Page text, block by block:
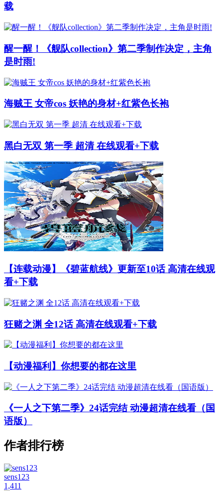
载
醒一醒！《舰队collection》第二季制作决定，主角
是时雨!
海贼王 女帝cos 妖艳的身材+红紫色长袍
黑白无双 第一季 超清 在线观看+下载
【连载动漫】《碧蓝航线》更新至10话 高清在线观
看+下载
狂赌之渊 全12话 高清在线观看+下载
【动漫福利】你想要的都在这里
《一人之下第二季》24话完结 动漫超清在线看（国
语版）
作者排行榜
sens123
1,411